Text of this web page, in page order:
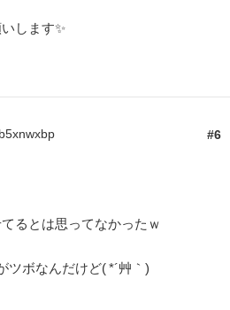
します✨
6
るとは思ってなかったｗ
ツボなんだけど( *´艸｀)